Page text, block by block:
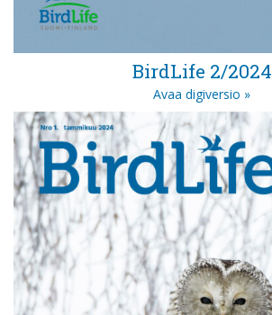
BirdLife 2/2024
Avaa digiversio »